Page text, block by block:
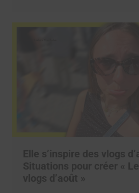
Elle s’inspire des vlogs
Situations pour créer «
vlogs d’août »